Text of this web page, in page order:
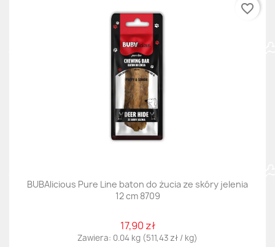
BUBAlicious Pure Line baton do żucia ze skóry jelenia
12 cm 8709
17,90 zł
Zawiera: 0.04 kg (511,43 zł / kg)
favorite_border